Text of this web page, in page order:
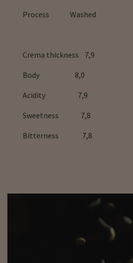
Process Washed
Crema thickness 7,9
Body 8,0
Acidity 7,9
Sweetness 7,8
Bitterness 7,8